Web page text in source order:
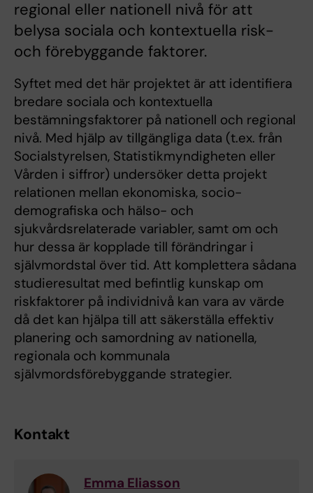
regional eller nationell nivå för att
belysa sociala och kontextuella risk-
och förebyggande faktorer.
Syftet med det här projektet är att identifiera
bredare sociala och kontextuella
bestämningsfaktorer på nationell och regional
nivå. Med hjälp av tillgängliga data (t.ex. från
Socialstyrelsen, Statistikmyndigheten eller
Vården i siffror) undersöker detta projekt
relationen mellan ekonomiska, socio-
demografiska och hälso- och
sjukvårdsrelaterade variabler, samt om och
hur dessa är kopplade till förändringar i
självmordstal över tid. Att komplettera sådana
studieresultat med befintlig kunskap om
riskfaktorer på individnivå kan vara av värde
då det kan hjälpa till att säkerställa effektiv
planering och samordning av nationella,
regionala och kommunala
självmordsförebyggande strategier.
Kontakt
Emma Eliasson